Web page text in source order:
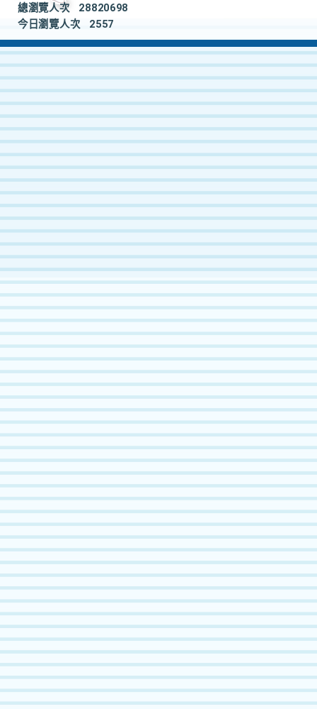
總瀏覽人次
28820698
今日瀏覽人次
2557